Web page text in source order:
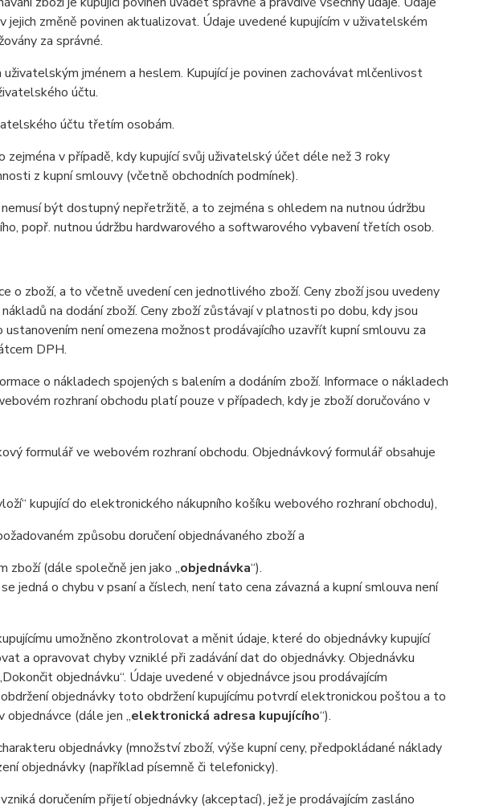
změně povinen aktualizovat. Údaje uvedené kupujícím v uživatelském
za správné.
jménem a heslem. Kupující je povinen zachovávat mlčenlivost
účtu.
účtu třetím osobám.
v případě, kdy kupující svůj uživatelský účet déle než 3 roky
z kupní smlouvy (včetně obchodních podmínek).
být dostupný nepřetržitě, a to zejména s ohledem na nutnou údržbu
popř. nutnou údržbu hardwarového a softwarového vybavení třetích osob.
zboží, a to včetně uvedení cen jednotlivého zboží. Ceny zboží jsou uvedeny
na dodání zboží. Ceny zboží zůstávají v platnosti po dobu, kdy jsou
není omezena možnost prodávajícího uzavřít kupní smlouvu za
DPH.
o nákladech spojených s balením a dodáním zboží. Informace o nákladech
rozhraní obchodu platí pouze v případech, kdy je zboží doručováno v
formulář ve webovém rozhraní obchodu. Objednávkový formulář obsahuje
kupující do elektronického nákupního košíku webového rozhraní obchodu),
způsobu doručení objednávaného zboží a
(dále společně jen jako „objednávka“).
jedná o chybu v psaní a číslech, není tato cena závazná a kupní smlouva není
umožněno zkontrolovat a měnit údaje, které do objednávky kupující
a opravovat chyby vzniklé při zadávání dat do objednávky. Objednávku
objednávku“. Údaje uvedené v objednávce jsou prodávajícím
objednávky toto obdržení kupujícímu potvrdí elektronickou poštou a to
(dále jen „elektronická adresa kupujícího“).
objednávky (množství zboží, výše kupní ceny, předpokládané náklady
objednávky (například písemně či telefonicky).
doručením přijetí objednávky (akceptací), jež je prodávajícím zasláno